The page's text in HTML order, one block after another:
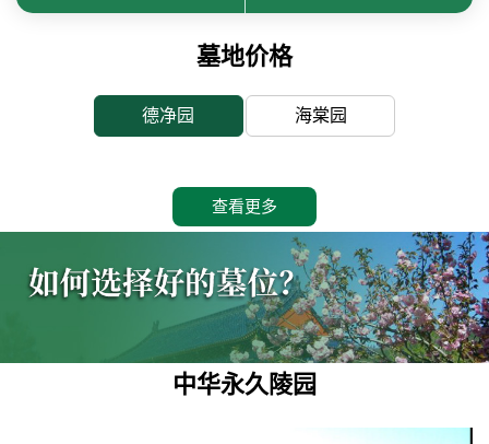
墓地价格
德净园 海棠园
查看更多
中华永久陵园